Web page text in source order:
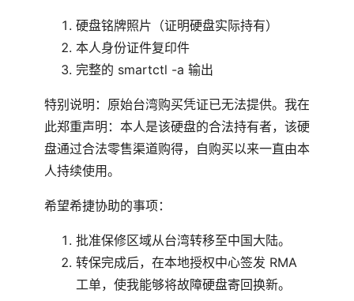
硬盘铭牌照片（证明硬盘实际持有）
本人身份证件复印件
完整的 smartctl -a 输出
特别说明：原始台湾购买凭证已无法提供。我在
此郑重声明：本人是该硬盘的合法持有者，该硬
盘通过合法零售渠道购得，自购买以来一直由本
人持续使用。
希望希捷协助的事项：
批准保修区域从台湾转移至中国大陆。
转保完成后，在本地授权中心签发 RMA
工单，使我能够将故障硬盘寄回换新。